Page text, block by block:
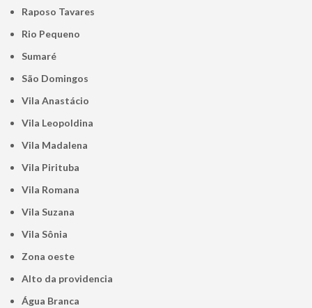
Raposo Tavares
Rio Pequeno
Sumaré
São Domingos
Vila Anastácio
Vila Leopoldina
Vila Madalena
Vila Pirituba
Vila Romana
Vila Suzana
Vila Sônia
Zona oeste
alto da providencia
Água Branca